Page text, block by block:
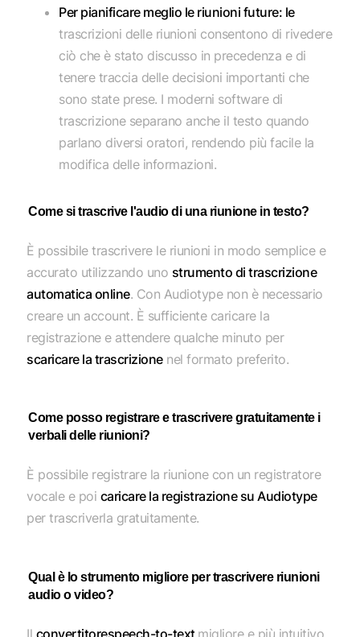
Per pianificare meglio le riunioni future: le
trascrizioni delle riunioni consentono di rivedere
ciò che è stato discusso in precedenza e di
tenere traccia delle decisioni importanti che
sono state prese. I moderni software di
trascrizione separano anche il testo quando
parlano diversi oratori, rendendo più facile la
modifica delle informazioni.
Come si trascrive l'audio di una riunione in testo?
È possibile trascrivere le riunioni in modo semplice e
accurato utilizzando uno strumento di trascrizione
automatica online. Con Audiotype non è necessario
creare un account. È sufficiente caricare la
registrazione e attendere qualche minuto per
scaricare la trascrizionenel formato preferito.
Come posso registrare e trascrivere gratuitamente i
verbali delle riunioni?
È possibile registrare la riunione con un registratore
vocale e poi caricare la registrazione su Audiotype
per trascriverla gratuitamente.
Qual è lo strumento migliore per trascrivere riunioni
audio o video?
Il convertitorespeech-to-text migliore e più intuitivo